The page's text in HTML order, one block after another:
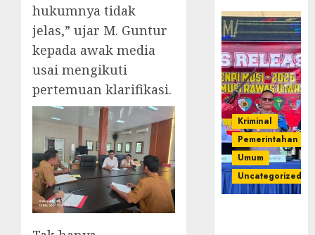
hukumnya tidak
jelas,” ujar M. Guntur
kepada awak media
usai mengikuti
pertemuan klarifikasi.
Kriminal
Pemerintahan
Umum
Uncategorized